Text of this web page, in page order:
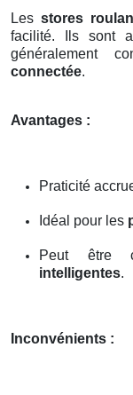
Lesstores
facilité. Ils sont
généralement
connectée.
Avantages :
Praticité
Idéal pour les
Peut être
intelligentes.
Inconvénients :